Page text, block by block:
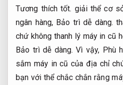
Tương thích tốt. giải thể cơ
ngân hàng, Bảo trì dễ dàng.
chứ không thanh lý máy in cũ
Bảo trì dễ dàng. Vì vậy, Phù
sắm máy in cũ của địa chỉ
bạn với thể chắc chắn rằng